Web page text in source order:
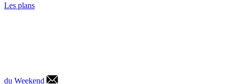
Les plans
du Weekend